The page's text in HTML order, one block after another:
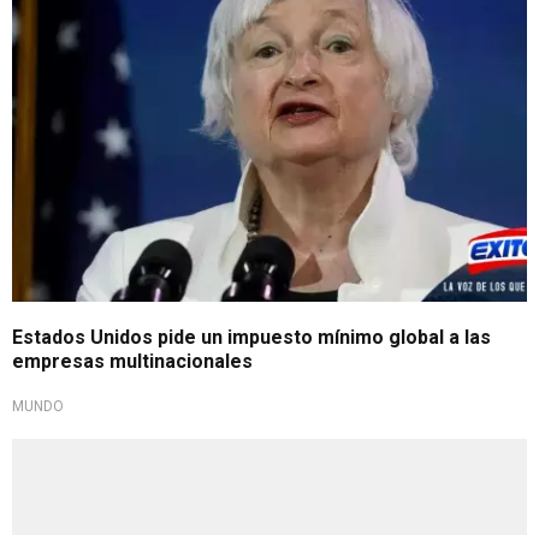
Estados Unidos pide un impuesto mínimo global a las
empresas multinacionales
MUNDO